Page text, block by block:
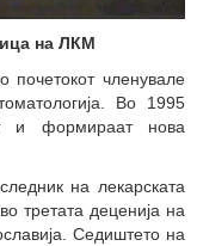
на ЛКМ
почетокот членувале
Во 1995
и формираат нова
на лекарската
третата деценија на
Седиштето на